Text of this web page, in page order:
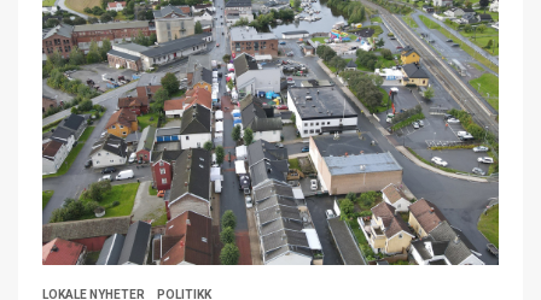
LOKALE NYHETER POLITIKK